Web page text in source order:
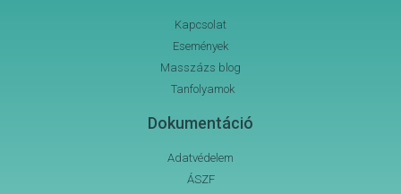
Kapcsolat
Események
Masszázs blog
Tanfolyamok
Dokumentáció
Adatvédelem
ÁSZF